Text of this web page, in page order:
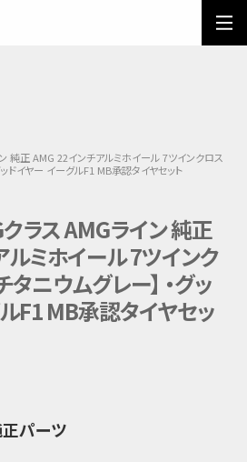
純正 AMG 22インチアルミホイール 7ツインクロス
ッドイヤー イーグルF1 MB承認タイヤセット
ラス AMGライン 純正
ミホイール 7ツインク
タニウムグレー】 ・グッ
F1 MB承認タイヤセッ
パーツ